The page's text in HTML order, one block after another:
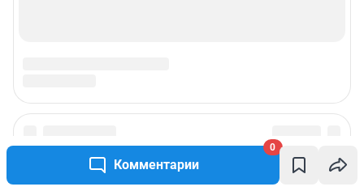
Комментарии
0